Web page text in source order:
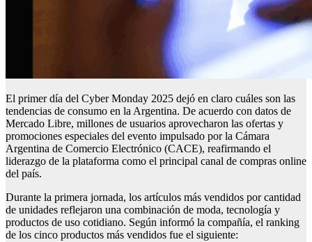
El primer día del Cyber Monday 2025 dejó en claro cuáles son las
tendencias de consumo en la Argentina. De acuerdo con datos de
Mercado Libre, millones de usuarios aprovecharon las ofertas y
promociones especiales del evento impulsado por la Cámara
Argentina de Comercio Electrónico (CACE), reafirmando el
liderazgo de la plataforma como el principal canal de compras online
del país.
Durante la primera jornada, los artículos más vendidos por cantidad
de unidades reflejaron una combinación de moda, tecnología y
productos de uso cotidiano. Según informó la compañía, el ranking
de los cinco productos más vendidos fue el siguiente: